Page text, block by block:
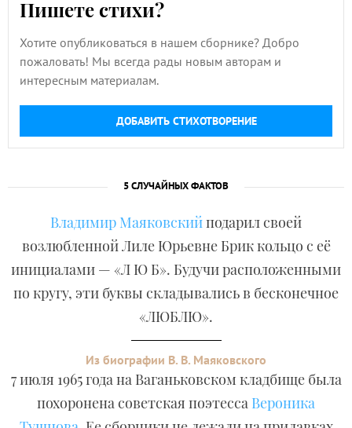
Пишете стихи?
Хотите опубликоваться в нашем сборнике? Добро
пожаловать! Мы всегда рады новым авторам и
интересным материалам.
ДОБАВИТЬ СТИХОТВОРЕНИЕ
5 СЛУЧАЙНЫХ ФАКТОВ
Владимир Маяковскийподарил своей
возлюбленной Лиле Юрьевне Брик кольцо с её
инициалами — «Л Ю Б». Будучи расположенными
по кругу, эти буквы складывались в бесконечное
«ЛЮБЛЮ».
Из биографии В. В. Маяковского
7 июля 1965 года на Ваганьковском кладбище была
похоронена советская поэтесса Вероника